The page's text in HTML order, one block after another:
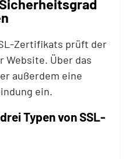
Zertifikats prüft der
Website. Über das
außerdem eine
ein.
Typen von SSL-